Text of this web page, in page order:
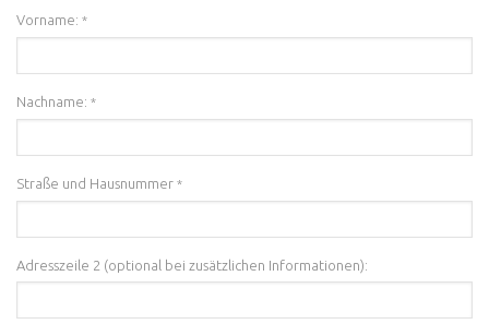
Vorname: *
Nachname: *
Straße und Hausnummer *
Adresszeile 2 (optional bei zusätzlichen Informationen):